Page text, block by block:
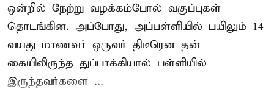
ஒன்றில் நேற்று வழக்கம்போல் வகுப்புகள்
தொடங்கின. அப்போது, அப்பள்ளியில் பயிலும் 14
வயது மாணவர் ஒருவர் திடீரென தன்
கையிலிருந்த துப்பாக்கியால் பள்ளியில்
இருந்தவர்களை ...